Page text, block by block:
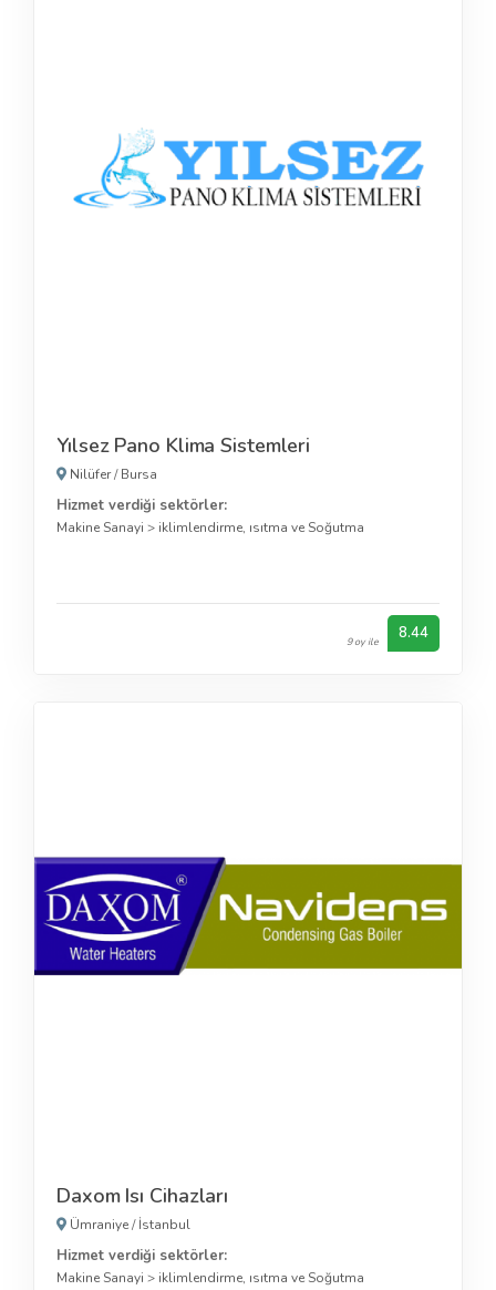
Yılsez Pano Klima Sistemleri
Nilüfer/Bursa
Hizmet verdiği sektörler:
Makine Sanayi > iklimlendirme, ısıtma ve Soğutma
9 oy ile 8.44
Daxom Isı Cihazları
Ümraniye/İstanbul
Hizmet verdiği sektörler:
Makine Sanayi > iklimlendirme, ısıtma ve Soğutma